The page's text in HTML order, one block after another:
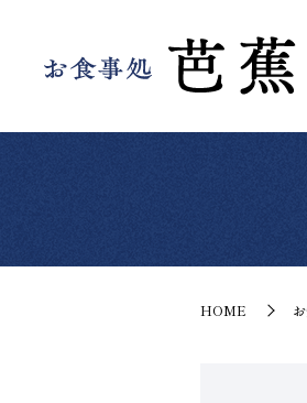
HOME